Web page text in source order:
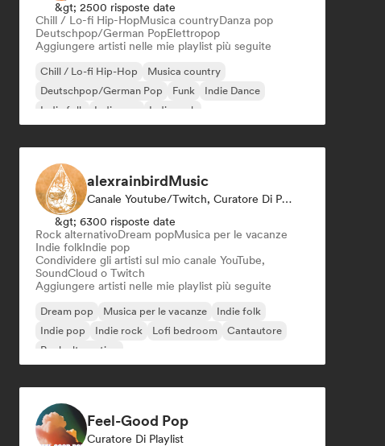
&gt; 2500 risposte date
Chill / Lo-fi Hip-HopMusica countryDanza pop
Deutschpop/German PopElettropop
Aggiungere artisti nelle mie playlist più seguite
Chill / Lo-fi Hip-Hop
Musica country
Deutschpop/German Pop
Funk
Indie Dance
Indie folk
Indie pop Indie rock
alexrainbirdMusic
Canale Youtube/Twitch, Curatore Di Playlist
&gt; 6300 risposte date
Rock alternativoDream popMusica per le vacanze
Indie folkIndie pop
Condividere gli artisti sul mio canale YouTube,
SoundCloud o Twitch
Aggiungere artisti nelle mie playlist più seguite
Dream pop Musica per le vacanze
Indie folk
Indie pop
Indie rock Lofi bedroom
Cantautore
Rock alternativo
Feel-Good Pop
Curatore Di Playlist